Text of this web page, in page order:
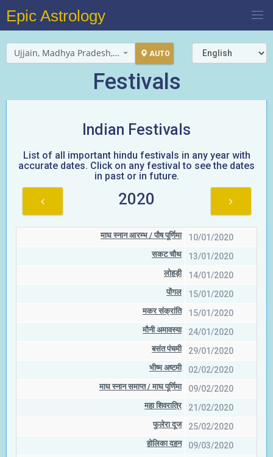
Epic Astrology
Ujjain, Madhya Pradesh, India AUTO
Festivals
Indian Festivals
List of all important hindu festivals in any year with
accurate dates. Click on any festival to see the dates
in past or in future.
2020
माघ स्नान आरम्भ / पौष पूर्णिमा 10/01/2020
सकट चौथ 13/01/2020
लोहड़ी 14/01/2020
पोंगल 15/01/2020
मकर संक्रांति 15/01/2020
मौनी अमावस्या 24/01/2020
बसंत पंचमी 29/01/2020
भीष्म अष्टमी 02/02/2020
माघ स्नान समाप्त / माघ पूर्णिमा 09/02/2020
महा शिवरात्रि 21/02/2020
फुलेरा दूज 25/02/2020
होलिका दहन 09/03/2020